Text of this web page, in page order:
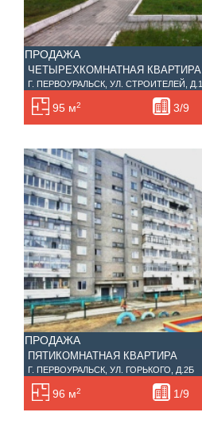
ПРОДАЖА
ЧЕТЫРЕХКОМНАТНАЯ КВАРТИРА
Г. ПЕРВОУРАЛЬСК, УЛ. СТРОИТЕЛЕЙ, Д.1
95 м2 3/9
ПРОДАЖА
ПЯТИКОМНАТНАЯ КВАРТИРА
Г. ПЕРВОУРАЛЬСК, УЛ. ГОРЬКОГО, Д.2Б
96 м2 1/9